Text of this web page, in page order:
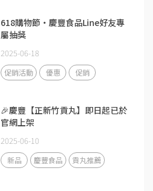
618購物節・慶豐食品Line好友專
屬抽獎
2025-06-18
促銷活動 優惠 促銷
🎉慶豐【正新竹貢丸】即日起已於
官網上架
2025-06-10
新品 慶豐食品 貢丸推薦